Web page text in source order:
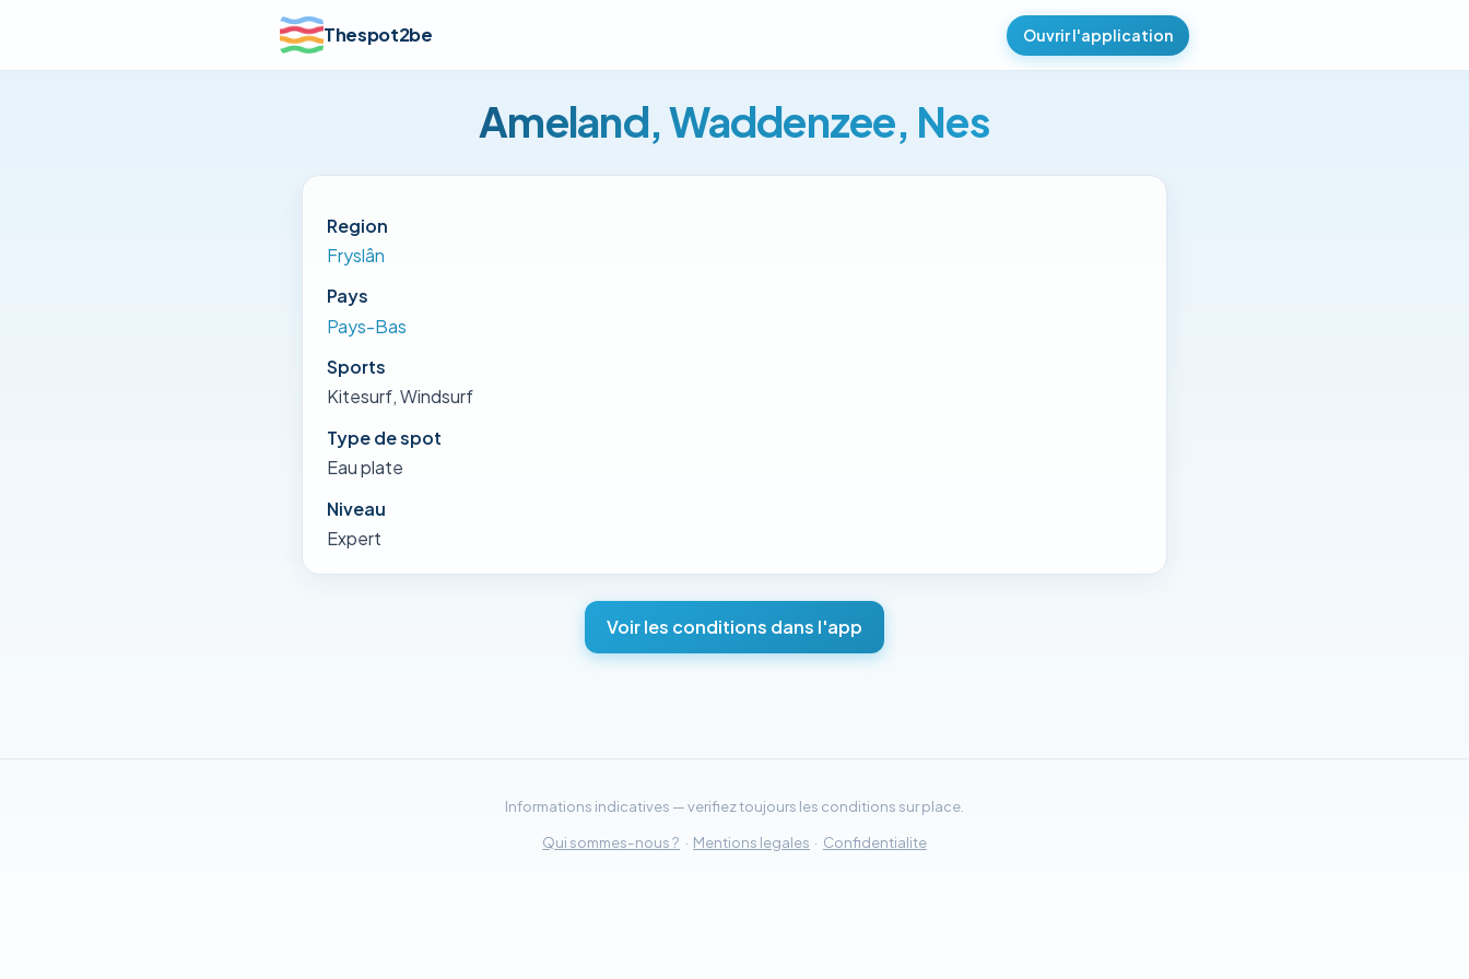
Thespot2be Ouvrir l'application
Ameland, Waddenzee, Nes
Region
Fryslân
Pays
Pays-Bas
Sports
Kitesurf, Windsurf
Type de spot
Eau plate
Niveau
Expert
Voir les conditions dans l'app
Informations indicatives — verifiez toujours les conditions sur place.
Qui sommes-nous ? · Mentions legales · Confidentialite